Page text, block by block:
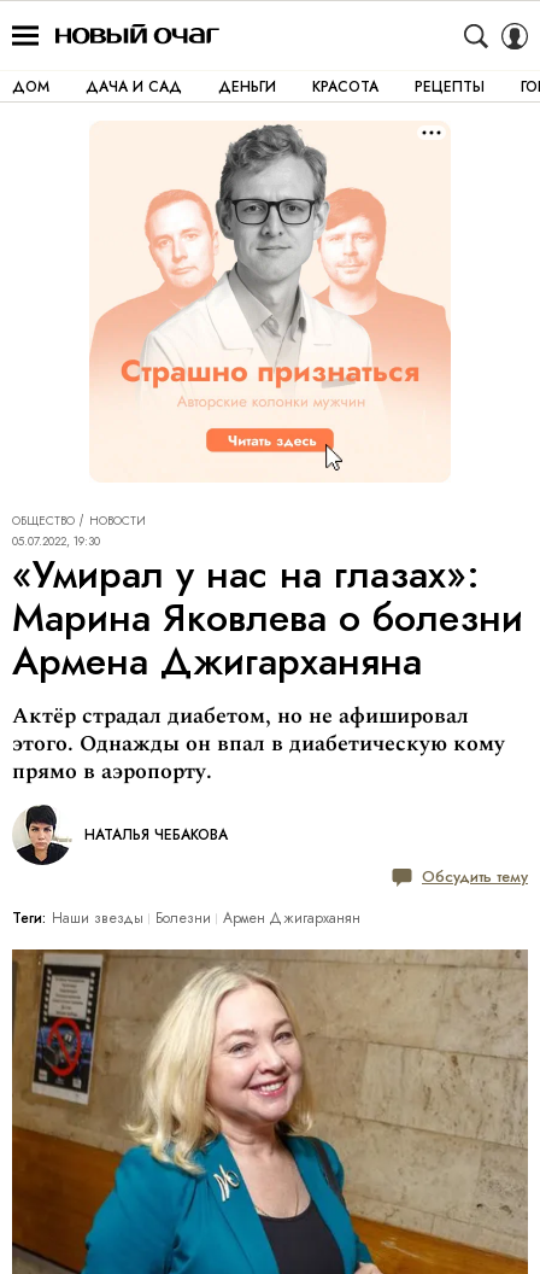
ДОМ ДАЧА И САД ДЕНЬГИ КРАСОТА РЕЦЕПТЫ
ОБЩЕСТВО
НОВОСТИ
05.07.2022, 19:30
«Умирал у нас на глазах»:
Марина Яковлева о болезни
Армена Джигарханяна
Актёр страдал диабетом, но не афишировал
этого. Однажды он впал в диабетическую кому
прямо в аэропорту.
НАТАЛЬЯ ЧЕБАКОВА
Обсудить тему
Теги: Наши звезды Болезни Армен Джигарханян